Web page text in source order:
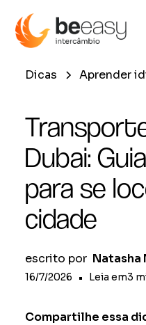
Dicas Aprender
Dubai:
para se
cidade
escrito por Natasha
16/7/2026 • Leia em3
Compartilhe essa